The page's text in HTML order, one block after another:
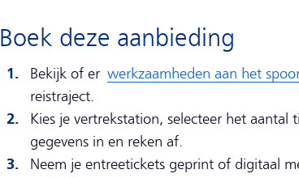
Boek deze aanbieding
Bekijk of er werkzaamheden aan het
reistraject.
Kies je vertrekstation, selecteer het
gegevens in en reken af.
Neem je entreetickets geprint of digitaal